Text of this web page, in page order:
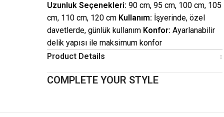
Uzunluk Seçenekleri: 90 cm, 95 cm, 100 cm, 105
cm, 110 cm, 120 cm Kullanım: İşyerinde, özel
davetlerde, günlük kullanım Konfor: Ayarlanabilir
delik yapısı ile maksimum konfor
Product Details
COMPLETE YOUR STYLE